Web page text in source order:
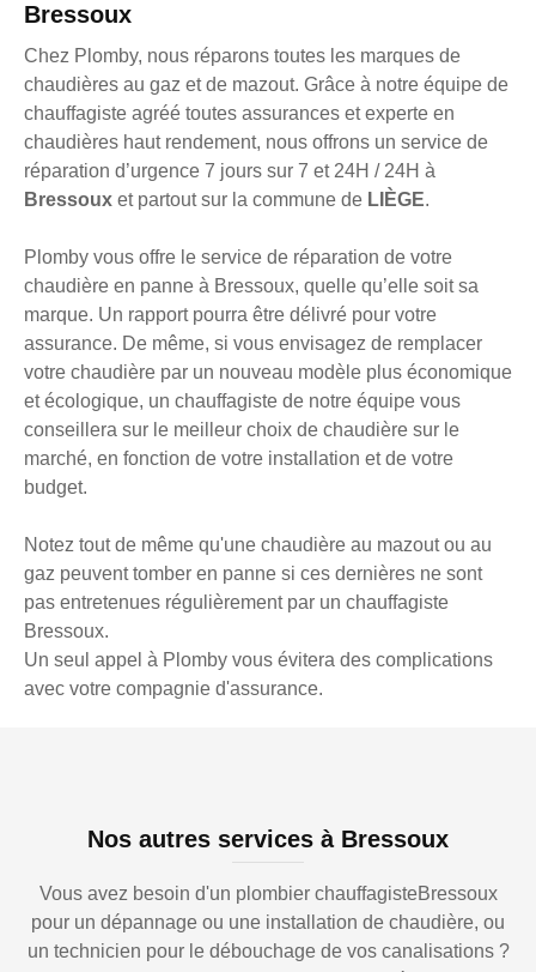
Bressoux
Chez Plomby, nous réparons toutes les marques de
chaudières au gaz et de mazout. Grâce à notre équipe de
chauffagiste agréé toutes assurances et experte en
chaudières haut rendement, nous offrons un service de
réparation d’urgence 7 jours sur 7 et 24H / 24H à
Bressoux et partout sur la commune de LIÈGE.
Plomby vous offre le service de réparation de votre
chaudière en panne à Bressoux, quelle qu’elle soit sa
marque. Un rapport pourra être délivré pour votre
assurance. De même, si vous envisagez de remplacer
votre chaudière par un nouveau modèle plus économique
et écologique, un chauffagiste de notre équipe vous
conseillera sur le meilleur choix de chaudière sur le
marché, en fonction de votre installation et de votre
budget.
Notez tout de même qu'une chaudière au mazout ou au
gaz peuvent tomber en panne si ces dernières ne sont
pas entretenues régulièrement par un chauffagiste
Bressoux.
Un seul appel à Plomby vous évitera des complications
avec votre compagnie d'assurance.
Nos autres services à Bressoux
Vous avez besoin d'un plombier chauffagisteBressoux
pour un dépannage ou une installation de chaudière, ou
un technicien pour le débouchage de vos canalisations ?